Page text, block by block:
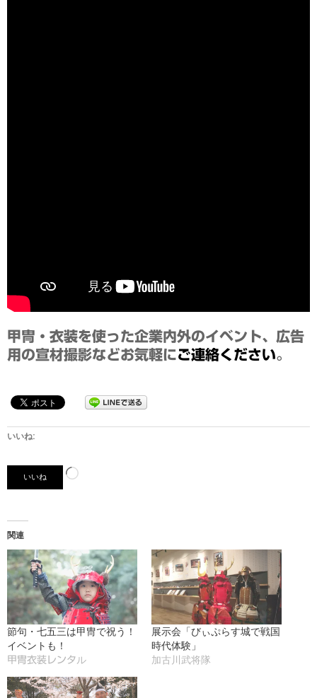
甲冑・衣装を使った企業内外のイベント、広告
用の宣材撮影などお気軽に ご連絡ください。
いいね:
いいね
読
関連
節句・七五三は甲冑で祝う！
イベントも！
甲冑衣装レンタル
展示会「びぃぷらす城で戦国
時代体験」
加古川武将隊